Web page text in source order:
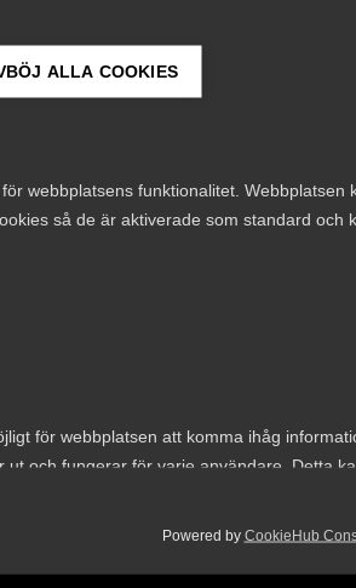
ALLA COOKIES
webbplatsens funktionalitet. Webbplatsen
så de är aktiverade som standard och
för webbplatsen att komma ihåg
ut och fungerar för varje användare. Detta
eller färgschema.
Powered by CookieHub
hjälp och